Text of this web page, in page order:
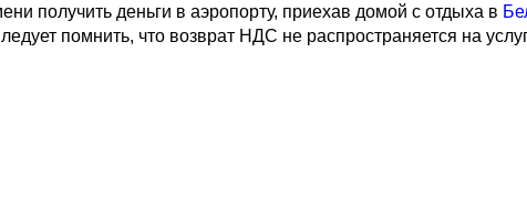
получить деньги в аэропорту, приехав домой с отдыха в
помнить, что возврат НДС не распространяется на